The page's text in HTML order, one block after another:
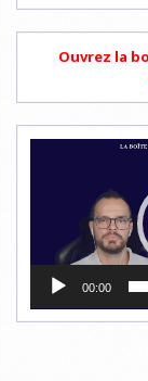
Ouvrez la
00:00